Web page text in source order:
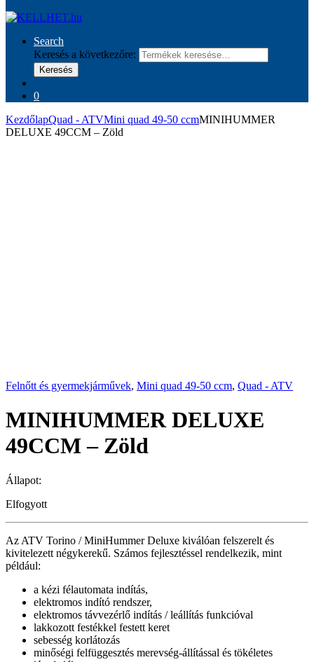
Search
Keresés a következőre:
Keresés
0
KezdőlapQuad - ATVMini quad 49-50 ccmMINIHUMMER
DELUXE 49CCM – Zöld
Felnőtt és gyermekjárművek, Mini quad 49-50 ccm, Quad - ATV
MINIHUMMER DELUXE
49CCM – Zöld
Állapot:
Elfogyott
Az ATV Torino / MiniHummer Deluxe kiválóan felszerelt és
kivitelezett négykerekű. Számos fejlesztéssel rendelkezik, mint
például:
a kézi félautomata indítás,
elektromos indító rendszer,
elektromos távvezérlő indítás / leállítás funkcióval
lakkozott festékkel festett keret
sebesség korlátozás
minőségi felfüggesztés merevség-állítással és tökéletes